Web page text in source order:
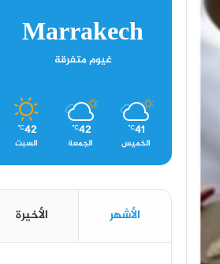
Marrakech
غيوم متفرقة
41
℃
الخميس
42
℃
الجمعة
42
℃
السبت
الأشهر الأخيرة